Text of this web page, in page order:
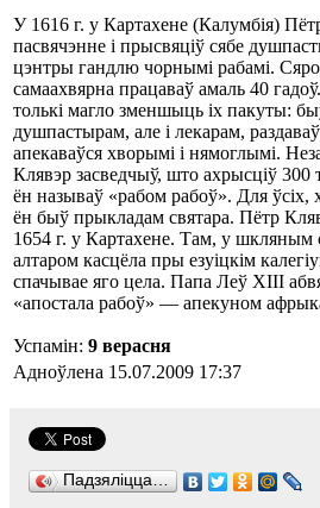
У 1616 г. у Картахене (Калумбія)
пасвячэнне і прысвяціў сябе
цэнтры гандлю чорнымі рабамі.
самаахвярна працаваў амаль 40
толькі магло зменшыць іх пакуты:
душпастырам, але і лекарам,
апекаваўся хворымі і нямоглымі.
Клявэр засведчыў, што ахрысціў 300
ён называў «рабом рабоў». Для ўсіх,
ён быў прыкладам святара. Пётр
1654 г. у Картахене. Там, у шкляным
алтаром касцёла пры езуіцкім
спачывае яго цела. Папа Леў ХІІІ
«апостала рабоў» — апекуном
Успамін: 9 верасня
Адноўлена 15.07.2009 17:37
Падзяліцца…